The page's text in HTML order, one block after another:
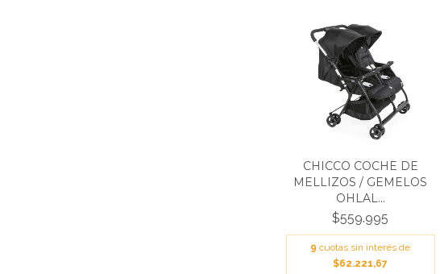
CHICCO COCHE DE
MELLIZOS / GEMELOS
OHLAL...
$559.995
9 cuotas sin interés de
$62.221,67